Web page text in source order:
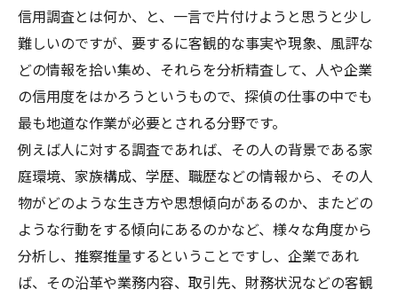
信用調査とは何か、と、一言で片付けようと思うと少し
難しいのですが、要するに客観的な事実や現象、風評な
どの情報を拾い集め、それらを分析精査して、人や企業
の信用度をはかろうというもので、探偵の仕事の中でも
最も地道な作業が必要とされる分野です。
例えば人に対する調査であれば、その人の背景である家
庭環境、家族構成、学歴、職歴などの情報から、その人
物がどのような生き方や思想傾向があるのか、またどの
ような行動をする傾向にあるのかなど、様々な角度から
分析し、推察推量するということですし、企業であれ
ば、その沿革や業務内容、取引先、財務状況などの客観